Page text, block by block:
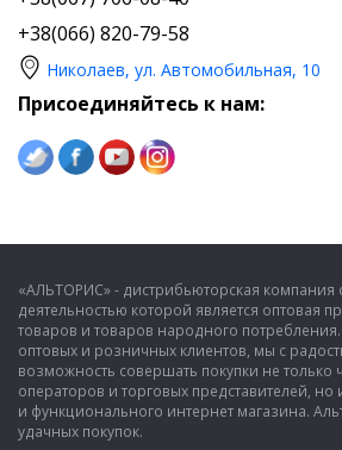
+38(066) 820-79-58
Николаев, ул. Автомобильная, 10
Присоединяйтесь к нам:
«АЛЬТОРИС» - дистрибьюторская компания
деятельностью которой является оптовая
товаров и товаров народного
оптовых и розничных клиентов, мы с
возможность совершать покупки не только
операторов и торговых представителей,
и функционального интернет магазина.
удачных покупок.